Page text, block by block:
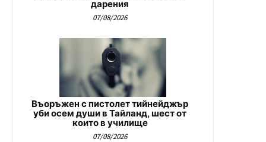
дарения
07/08/2026
Въоръжен с пистолет тийнейджър
уби осем души в Тайланд, шест от
които в училище
07/08/2026